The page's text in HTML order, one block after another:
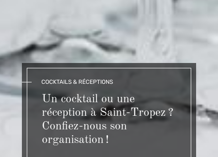
COCKTAILS & RÉCEPTIONS
Un cocktail ou une
réception à Saint-Tropez ?
Confiez-nous son
organisation !